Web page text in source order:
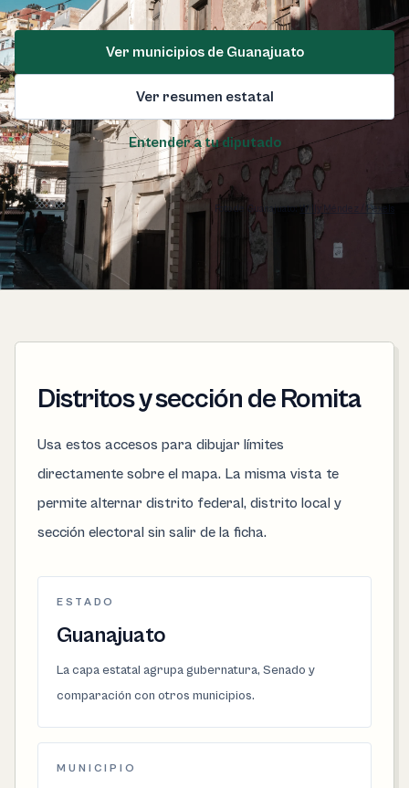
Ver municipios de Guanajuato
Ver resumen estatal
Entender a tu diputado
Foto de Guanajuato:Willy Méndez / Pexels
Distritos y sección de Romita
Usa estos accesos para dibujar límites
directamente sobre el mapa. La misma vista te
permite alternar distrito federal, distrito local y
sección electoral sin salir de la ficha.
ESTADO
Guanajuato
La capa estatal agrupa gubernatura, Senado y
comparación con otros municipios.
MUNICIPIO